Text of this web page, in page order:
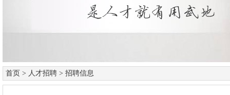
首页 > 人才招聘 > 招聘信息